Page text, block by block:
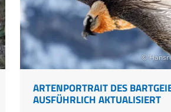
Auswilderung
-
Alosa
früh
©
ARTENPORTRAIT DES
AUSFÜHRLICH AKTUALISIERT